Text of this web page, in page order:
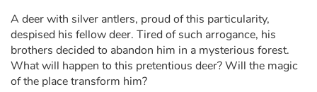
Heroines and Heroes
Ecology, nature, seasons
The animals
A deer with silver antlers, proud of this particularity,
despised his fellow deer. Tired of such arrogance, his
brothers decided to abandon him in a mysterious forest.
What will happen to this pretentious deer? Will the magic
of the place transform him?